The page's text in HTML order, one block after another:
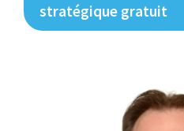
stratégique gratuit